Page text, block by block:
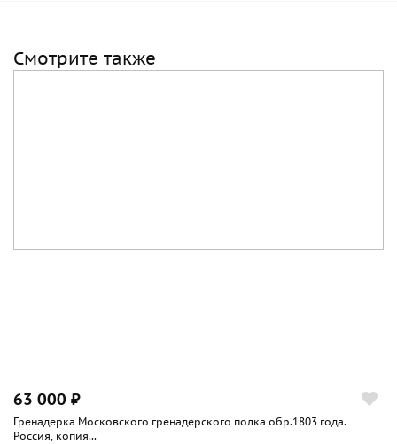
Смотрите также
63 000 ₽
Гренадерка Московского гренадерского полка обр.1803 года.
Россия, копия...